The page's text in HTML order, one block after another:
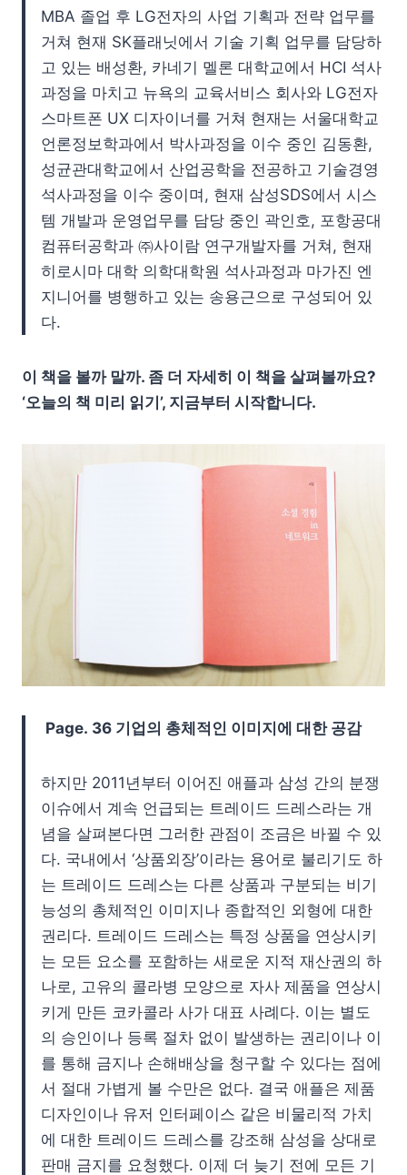
MBA 졸업 후 LG전자의 사업 기획과 전략 업무를
거쳐 현재 SK플래닛에서 기술 기획 업무를 담당하
고 있는 배성환, 카네기 멜론 대학교에서 HCI 석사
과정을 마치고 뉴욕의 교육서비스 회사와 LG전자
스마트폰 UX 디자이너를 거쳐 현재는 서울대학교
언론정보학과에서 박사과정을 이수 중인 김동환,
성균관대학교에서 산업공학을 전공하고 기술경영
석사과정을 이수 중이며, 현재 삼성SDS에서 시스
템 개발과 운영업무를 담당 중인 곽인호, 포항공대
컴퓨터공학과 ㈜사이람 연구개발자를 거쳐, 현재
히로시마 대학 의학대학원 석사과정과 마가진 엔
지니어를 병행하고 있는 송용근으로 구성되어 있
다.
이 책을 볼까 말까. 좀 더 자세히 이 책을 살펴볼까요?
‘오늘의 책 미리 읽기’, 지금부터 시작합니다.
Page. 36 기업의 총체적인 이미지에 대한 공감
하지만 2011년부터 이어진 애플과 삼성 간의 분쟁
이슈에서 계속 언급되는 트레이드 드레스라는 개
념을 살펴본다면 그러한 관점이 조금은 바뀔 수 있
다. 국내에서 ‘상품외장’이라는 용어로 불리기도 하
는 트레이드 드레스는 다른 상품과 구분되는 비기
능성의 총체적인 이미지나 종합적인 외형에 대한
권리다. 트레이드 드레스는 특정 상품을 연상시키
는 모든 요소를 포함하는 새로운 지적 재산권의 하
나로, 고유의 콜라병 모양으로 자사 제품을 연상시
키게 만든 코카콜라 사가 대표 사례다. 이는 별도
의 승인이나 등록 절차 없이 발생하는 권리이나 이
를 통해 금지나 손해배상을 청구할 수 있다는 점에
서 절대 가볍게 볼 수만은 없다. 결국 애플은 제품
디자인이나 유저 인터페이스 같은 비물리적 가치
에 대한 트레이드 드레스를 강조해 삼성을 상대로
판매 금지를 요청했다. 이제 더 늦기 전에 모든 기